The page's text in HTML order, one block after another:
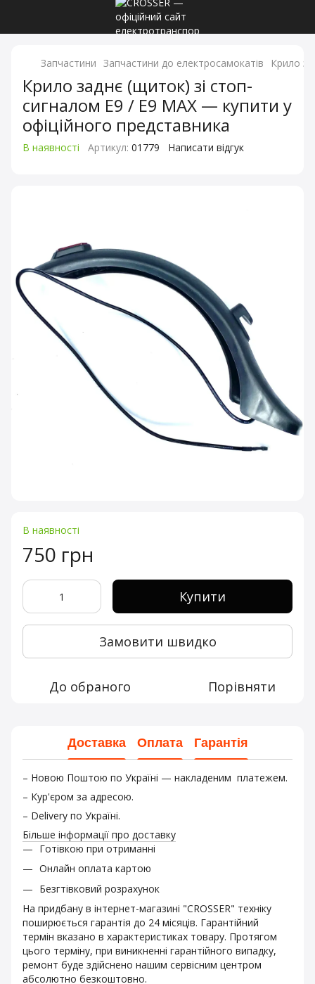
Запчастини Запчастини до електросамокатів Крило
Крило заднє (щиток) зі стоп-
сигналом E9 / E9 MAX — купити у
офіційного представника
В наявності Артикул: 01779 Написати відгук
В наявності
750 грн
Купити
Замовити швидко
До обраного Порівняти
Доставка Оплата Гарантія
– Новою Поштою по Україні — накладеним платежем.
– Кур'єром за адресою.
– Delivery по Україні.
Більше інформації про доставку
Готівкою при отриманні
Онлайн оплата картою
Безгтівковий розрахунок
На придбану в інтернет-магазині "CROSSER" техніку
поширюється гарантія до 24 місяців. Гарантійний
термін вказано в характеристиках товару. Протягом
цього терміну, при виникненні гарантійного випадку,
ремонт буде здійснено нашим сервісним центром
абсолютно безкоштовно.